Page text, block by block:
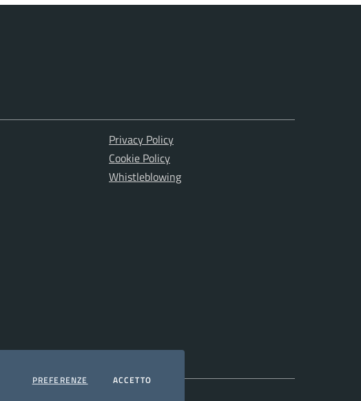
PREFERENZE COOKIESACCETTOI COOKIES
Privacy Policy
Cookie Policy
Whistleblowing